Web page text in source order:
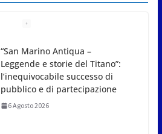
Meno asfalto, più alberi: San
Marino punta sulla
depavimentazione per
contrastare caldo e rischio
idrogeologico